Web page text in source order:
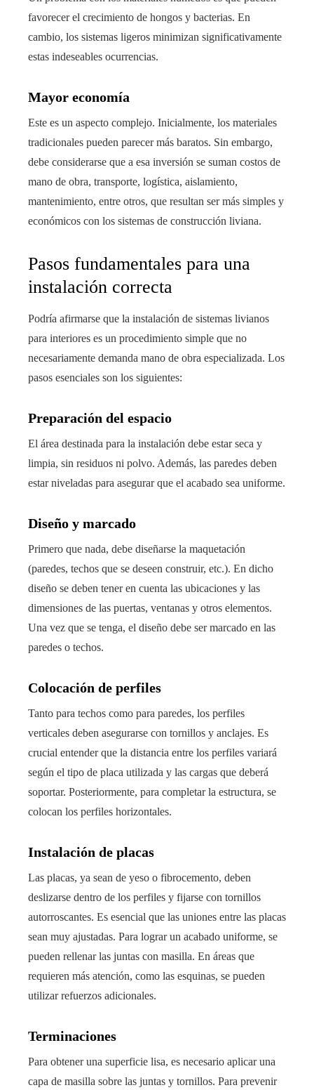
favorecer el crecimiento de hongos y bacterias. En
cambio, los sistemas ligeros minimizan significativamente
estas indeseables ocurrencias.
Mayor economía
Este es un aspecto complejo. Inicialmente, los materiales
tradicionales pueden parecer más baratos. Sin embargo,
debe considerarse que a esa inversión se suman costos de
mano de obra, transporte, logística, aislamiento,
mantenimiento, entre otros, que resultan ser más simples y
económicos con los sistemas de construcción liviana.
Pasos fundamentales para una
instalación correcta
Podría afirmarse que la instalación de sistemas livianos
para interiores es un procedimiento simple que no
necesariamente demanda mano de obra especializada. Los
pasos esenciales son los siguientes:
Preparación del espacio
El área destinada para la instalación debe estar seca y
limpia, sin residuos ni polvo. Además, las paredes deben
estar niveladas para asegurar que el acabado sea uniforme.
Diseño y marcado
Primero que nada, debe diseñarse la maquetación
(paredes, techos que se deseen construir, etc.). En dicho
diseño se deben tener en cuenta las ubicaciones y las
dimensiones de las puertas, ventanas y otros elementos.
Una vez que se tenga, el diseño debe ser marcado en las
paredes o techos.
Colocación de perfiles
Tanto para techos como para paredes, los perfiles
verticales deben asegurarse con tornillos y anclajes. Es
crucial entender que la distancia entre los perfiles variará
según el tipo de placa utilizada y las cargas que deberá
soportar. Posteriormente, para completar la estructura, se
colocan los perfiles horizontales.
Instalación de placas
Las placas, ya sean de yeso o fibrocemento, deben
deslizarse dentro de los perfiles y fijarse con tornillos
autorroscantes. Es esencial que las uniones entre las placas
sean muy ajustadas. Para lograr un acabado uniforme, se
pueden rellenar las juntas con masilla. En áreas que
requieren más atención, como las esquinas, se pueden
utilizar refuerzos adicionales.
Terminaciones
Para obtener una superficie lisa, es necesario aplicar una
capa de masilla sobre las juntas y tornillos. Para prevenir